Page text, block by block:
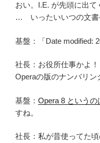
おい。I.E. が先頭に出
… いったいいつの文書
基盤：「Date modified:
社長：お役所仕事かよ
Operaの版のナンバリン
基盤： Opera 8 というの
すね。
社長：私が昔使ってた頃